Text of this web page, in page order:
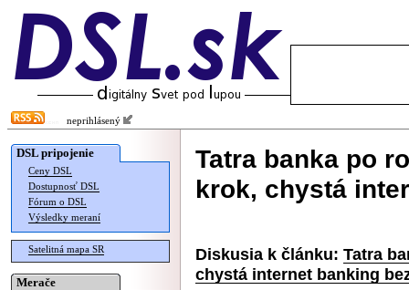
neprihlásený
DSL pripojenie
Ceny DSL
Dostupnosť DSL
Fórum o DSL
Výsledky meraní
Satelitná mapa SR
Merače
Tatra banka po
krok, chystá
Diskusia k článku: Tatra
chystá internet banking